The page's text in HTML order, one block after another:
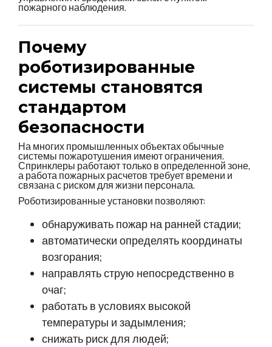
пожарного наблюдения.
Почему
роботизированные
системы становятся
стандартом
безопасности
На многих промышленных объектах обычные
системы пожаротушения имеют ограничения.
Спринклеры работают только в определенной зоне,
а работа пожарных расчетов требует времени и
связана с риском для жизни персонала.
Роботизированные установки позволяют:
обнаруживать пожар на ранней стадии;
автоматически определять координаты
возгорания;
направлять струю непосредственно в
очаг;
работать в условиях высокой
температуры и задымления;
снижать риск для людей;